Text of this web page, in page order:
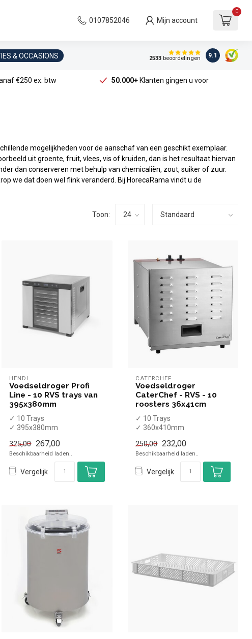
0107852046 Mijn account
0
& OCCASIONS 2533beoordelingen 9.1
€250 ex. btw 50.000+Klanten gingen u voor
mogelijkheden voor de aanschaf van een geschikt exemplaar.
uit groente, fruit, vlees, vis of kruiden, dan is het resultaat hiervan
dan conserveren met behulp van chemicaliën, zout, suiker of zuur.
we dat doen wel flink veranderd. Bij HorecaRama vindt u de
Toon:
HENDI
Voedseldroger Profi
Line - 10 RVS trays van
395x380mm
✓ 10 Trays
✓ 395x380mm
✓ 230 Volt
325,00 267,00
Beschikbaarheid laden..
Vergelijk
CATERCHEF
Voedseldroger
CaterChef - RVS - 10
roosters 36x41cm
✓ 10 Trays
✓ 360x410mm
✓ 230 Volt
250,00 232,00
Beschikbaarheid laden..
Vergelijk